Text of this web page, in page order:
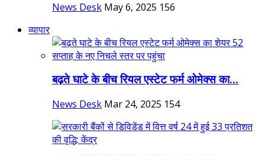
News Desk May 6, 2025 156
व्यापार
बढ़ते घाटे के बीच रियल एस्टेट फर्म ओमेक्स का...
News Desk Mar 24, 2025 154